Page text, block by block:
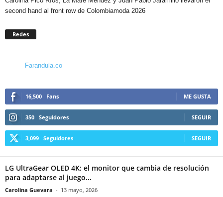
second hand al front row de Colombiamoda 2026
Redes
Farandula.co
16,500 Fans ME GUSTA
350 Seguidores SEGUIR
3,099 Seguidores SEGUIR
LG UltraGear OLED 4K: el monitor que cambia de resolución
para adaptarse al juego...
Carolina Guevara - 13 mayo, 2026